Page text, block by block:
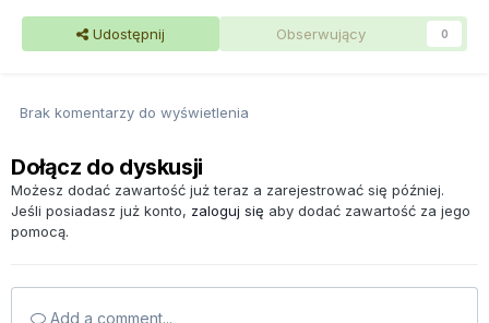
Udostępnij Obserwujący 0
Brak komentarzy do wyświetlenia
Dołącz do dyskusji
Możesz dodać zawartość już teraz a zarejestrować się później.
Jeśli posiadasz już konto, zaloguj się aby dodać zawartość za jego
pomocą.
Add a comment...